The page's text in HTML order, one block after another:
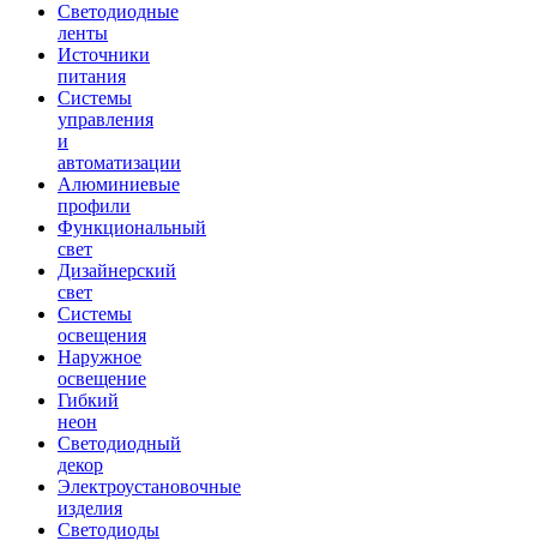
Светодиодные
ленты
Источники
питания
Системы
управления
и
автоматизации
Алюминиевые
профили
Функциональный
свет
Дизайнерский
свет
Системы
освещения
Наружное
освещение
Гибкий
неон
Светодиодный
декор
Электроустановочные
изделия
Светодиоды